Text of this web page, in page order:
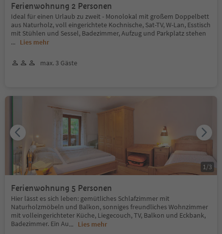
Ferienwohnung 2 Personen
Ideal für einen Urlaub zu zweit - Monolokal mit großem Doppelbett
aus Naturholz, voll eingerichtete Kochnische, Sat-TV, W-Lan, Esstisch
mit Stühlen und Sessel, Badezimmer, Aufzug und Parkplatz stehen
... Lies mehr
max. 3 Gäste
Ferienwohnung 5 Personen
Hier lässt es sich leben: gemütliches Schlafzimmer mit
Naturholzmöbeln und Balkon, sonniges freundliches Wohnzimmer
mit volleingerichteter Küche, Liegecouch, TV, Balkon und Eckbank,
Badezimmer. Ein Au... Lies mehr
1 /3